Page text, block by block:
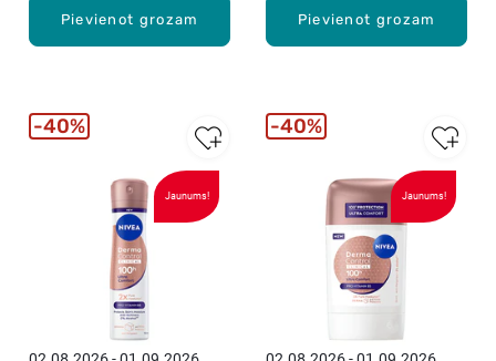
Pievienot grozam Pievienot grozam
Jaunums!
40%
Jaunums!
40%